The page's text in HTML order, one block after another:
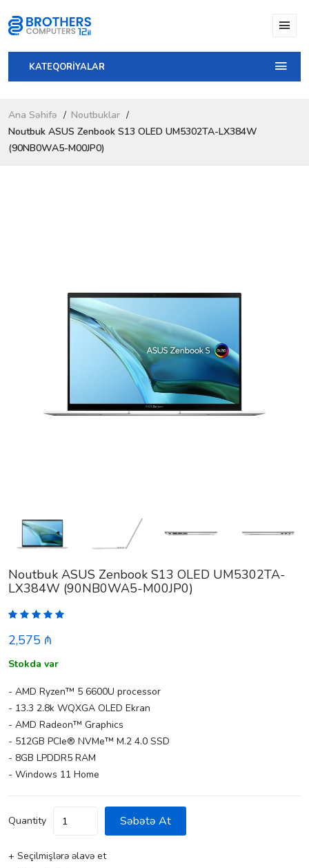
KATEQORİYALAR
Ana Səhifə
Noutbuklar
Noutbuk ASUS Zenbook S13 OLED UM5302TA-LX384W
(90NB0WA5-M00JP0)
Noutbuk ASUS Zenbook S13 OLED UM5302TA-
LX384W (90NB0WA5-M00JP0)
2,575 ₼
Stokda var
- AMD Ryzen™ 5 6600U processor
- 13.3 2.8k WQXGA OLED Ekran
- AMD Radeon™ Graphics
- 512GB PCIe® NVMe™ M.2 4.0 SSD
- 8GB LPDDR5 RAM
- Windows 11 Home
Quantity Səbətə At
+ Seçilmişlərə əlavə et